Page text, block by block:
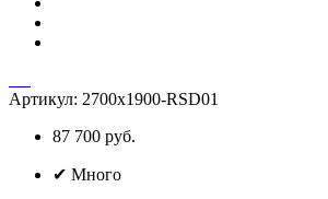
Артикул: 2700х1900-RSD01
87 700 руб.
✔ Много